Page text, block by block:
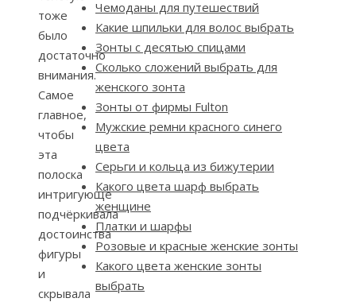
тоже
было
достаточно
внимания.
Самое
главное,
чтобы
эта
полоска
интригующе
подчёркивала
достоинства
фигуры
и
скрывала
Чемоданы для путешествий
Какие шпильки для волос выбрать
Зонты с десятью спицами
Сколько сложений выбрать для
женского зонта
Зонты от фирмы Fulton
Мужские ремни красного синего
цвета
Серьги и кольца из бижутерии
Какого цвета шарф выбрать
женщине
Платки и шарфы
Розовые и красные женские зонты
Какого цвета женские зонты
выбрать